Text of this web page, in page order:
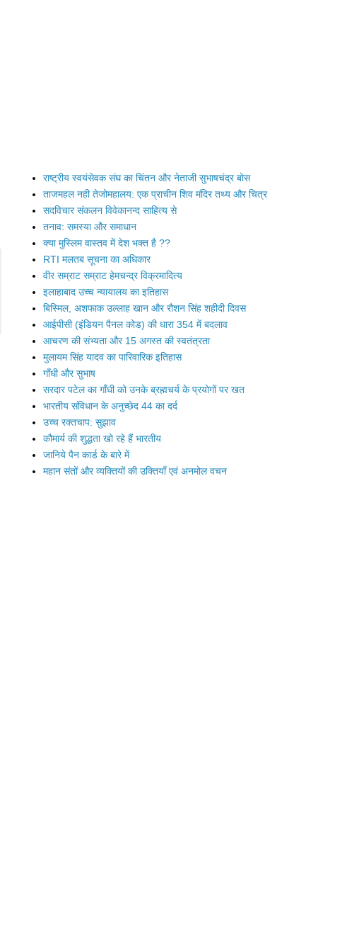
राष्ट्रीय स्वयंसेवक संघ का चिंतन और नेताजी सुभाषचंद्र बोस
ताजमहल नही तेजोमहालय: एक प्राचीन शिव मंदिर तथ्य और चित्र
सदविचार संकलन विवेकानन्द साहित्य से
तनाव: समस्या और समाधान
क्या मुस्लिम वास्तव में देश भक्त है ??
RTI मलतब सूचना का अधिकार
वीर सम्राट सम्राट हेमचन्द्र विक्रमादित्य
इलाहाबाद उच्च न्यायालय का इतिहास
बिस्मिल, अशफाक उल्लाह खान और रौशन सिंह शहीदी दिवस
आईपीसी (इंडियन पैनल कोड) की धारा 354 में बदलाव
आचरण की संभ्यता और 15 अगस्त की स्वतंत्रता
मुलायम सिंह यादव का पारिवारिक इतिहास
गाँधी और सुभाष
सरदार पटेल का गाँधी को उनके ब्रह्मचर्य के प्रयोगों पर खत
भारतीय संविधान के अनुच्छेद 44 का दर्द
उच्च रक्तचाप: सुझाव
कौमार्य की शुद्धता खो रहे हैं भारतीय
जानिये पैन कार्ड के बारे में
महान संतों और व्यक्तियों की उक्तियाँ एवं अनमोल वचन